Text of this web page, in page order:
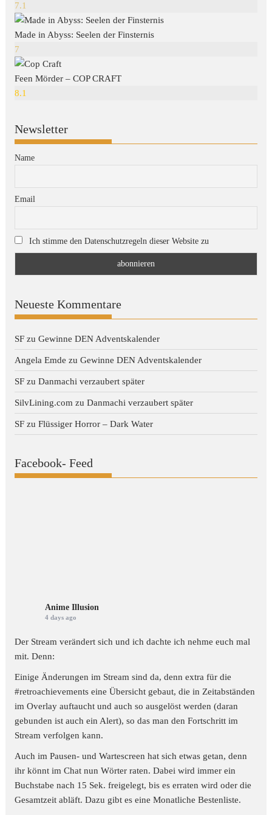
7.1
Made in Abyss: Seelen der Finsternis
7
Feen Mörder – COP CRAFT
8.1
Newsletter
Name
Email
Ich stimme den Datenschutzregeln dieser Website zu
Neueste Kommentare
SF zuGewinne DEN Adventskalender
Angela Emde zuGewinne DEN Adventskalender
SF zuDanmachi verzaubert später
SilvLining.com zuDanmachi verzaubert später
SF zuFlüssiger Horror – Dark Water
Facebook- Feed
Anime Illusion
4 days ago
Der Stream verändert sich und ich dachte ich nehme euch mal
mit. Denn:
Einige Änderungen im Stream sind da, denn extra für die
#retroachievements eine Übersicht gebaut, die in Zeitabständen
im Overlay auftaucht und auch so ausgelöst werden (daran
gebunden ist auch ein Alert), so das man den Fortschritt im
Stream verfolgen kann.
Auch im Pausen- und Wartescreen hat sich etwas getan, denn
ihr könnt im Chat nun Wörter raten. Dabei wird immer ein
Buchstabe nach 15 Sek. freigelegt, bis es erraten wird oder die
Gesamtzeit abläft. Dazu gibt es eine Monatliche Bestenliste.